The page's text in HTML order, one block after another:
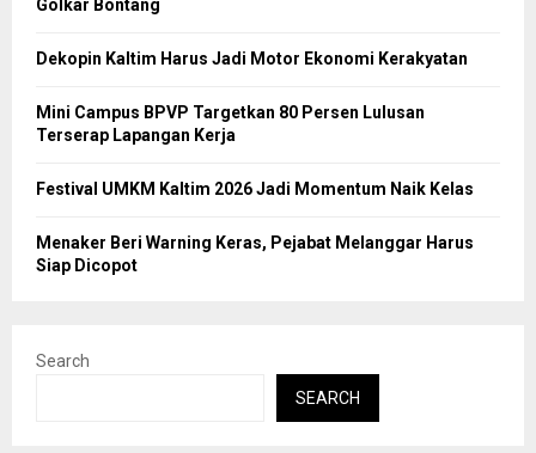
Golkar Bontang
Dekopin Kaltim Harus Jadi Motor Ekonomi Kerakyatan
Mini Campus BPVP Targetkan 80 Persen Lulusan
Terserap Lapangan Kerja
Festival UMKM Kaltim 2026 Jadi Momentum Naik Kelas
Menaker Beri Warning Keras, Pejabat Melanggar Harus
Siap Dicopot
Search
SEARCH